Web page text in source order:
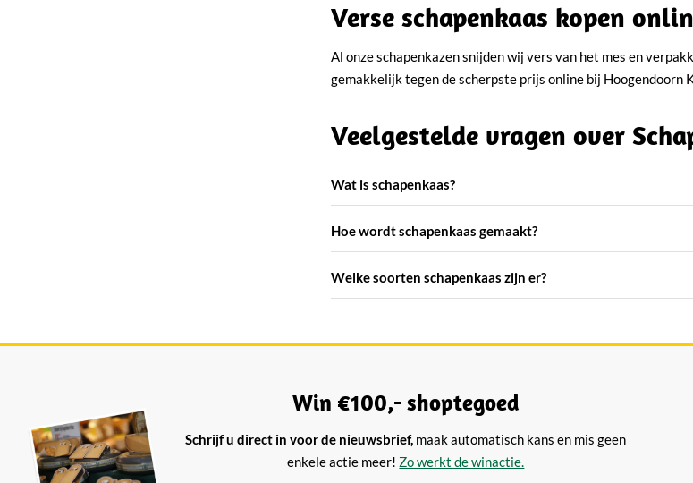
Verse schapenkaas kopen
Al onze schapenkazen snijden wij vers van het mes en
gemakkelijk tegen de scherpste prijs online bij Hoogendoorn
Veelgestelde vragen over
Wat is schapenkaas?
Hoe wordt schapenkaas gemaakt?
Welke soorten schapenkaas zijn er?
Win €100,- shoptegoed
Schrijf u direct in voor de nieuwsbrief, maak automatisch kans en mis geen
enkele actie meer! Zo werkt de winactie.